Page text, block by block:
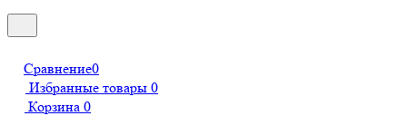
Сравнение0
Избранные товары 0
Корзина 0